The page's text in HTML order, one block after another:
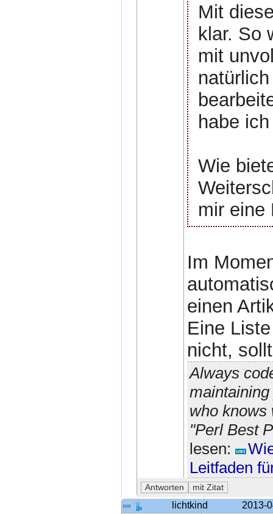
Mit
klar. So
mit
habe
Wie
mir eine
Im
einen
Eine
nicht,
Always
who knows
"Perl Best
lesen:
Leitfaden
lichtkind 2013-